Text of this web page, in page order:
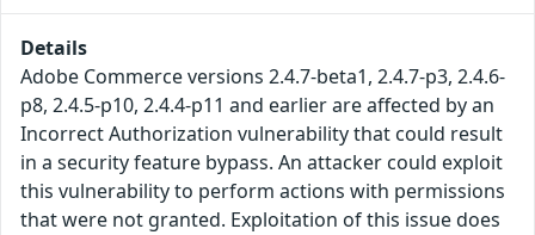
Details
Adobe Commerce versions 2.4.7-beta1, 2.4.7-p3, 2.4.6-
p8, 2.4.5-p10, 2.4.4-p11 and earlier are affected by an
Incorrect Authorization vulnerability that could result
in a security feature bypass. An attacker could exploit
this vulnerability to perform actions with permissions
that were not granted. Exploitation of this issue does